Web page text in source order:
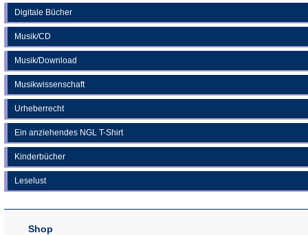
Digitale Bücher
Musik/CD
Musik/Download
Musikwissenschaft
Urheberrecht
Ein anziehendes NGL T-Shirt
Kinderbücher
Leselust
Shop